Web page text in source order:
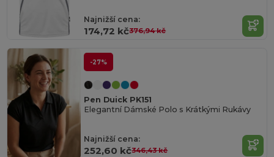
Najnižší cena:
174,72 kč376,94 kč
-27%
Pen Duick PK151
Elegantní Dámské Polo s Krátkými Rukávy
Najnižší cena:
252,60 kč346,43 kč